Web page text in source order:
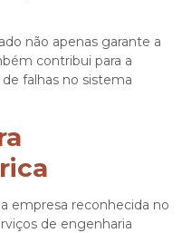
não apenas garante a
contribui para a
falhas no sistema
empresa reconhecida no
de engenharia